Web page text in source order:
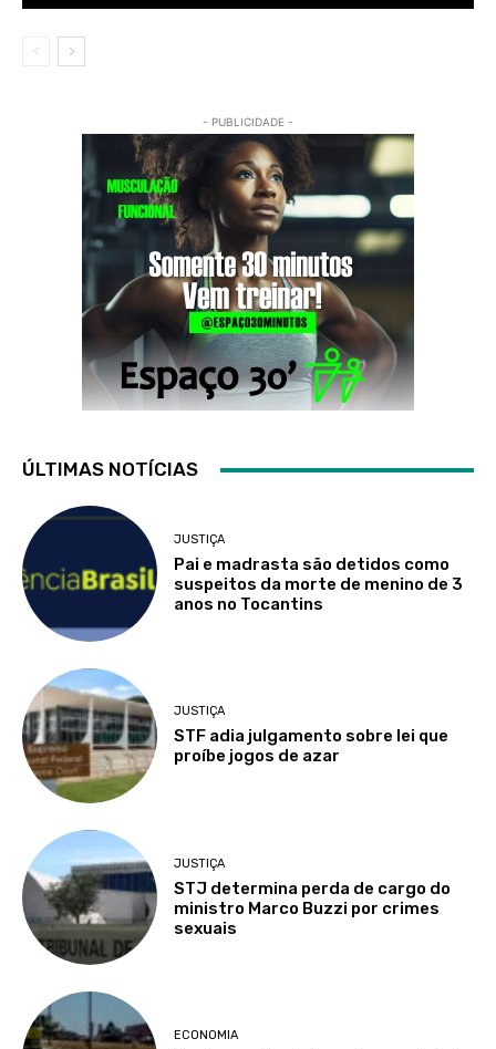
- PUBLICIDADE -
ÚLTIMAS NOTÍCIAS
JUSTIÇA
Pai e madrasta são detidos como
suspeitos da morte de menino de 3
anos no Tocantins
JUSTIÇA
STF adia julgamento sobre lei que
proíbe jogos de azar
JUSTIÇA
STJ determina perda de cargo do
ministro Marco Buzzi por crimes
sexuais
ECONOMIA